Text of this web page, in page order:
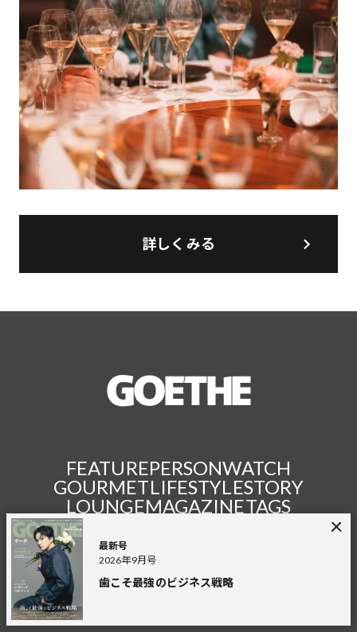
詳しくみる
最新号
2026年9月号
歯こそ最強のビジネス戦略
FEATUREPERSONWATCH
GOURMETLIFESTYLESTORY
LOUNGEMAGAZINETAGS
FASHION
GOLF ENTERTAINMENTFINANCE